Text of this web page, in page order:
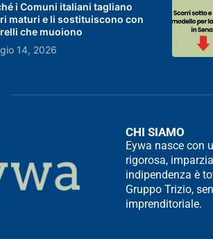
i Comuni italiani tagliano
maturi e li sostituiscono con
che muoiono
14, 2026
CHI SIAMO
Eywa nasce con
rigorosa,
indipendenza è
Gruppo Trizio,
imprenditoriale.